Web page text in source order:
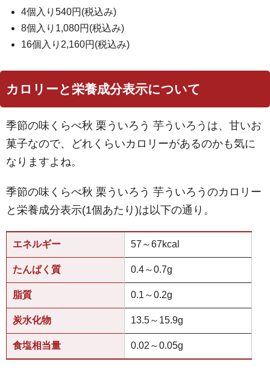
4個入り540円(税込み)
8個入り1,080円(税込み)
16個入り2,160円(税込み)
カロリーと栄養成分表示について
季節の味くらべ秋 栗ういろう 芋ういろうは、甘いお
菓子なので、どれくらいカロリーがあるのかも気に
なりますよね。
季節の味くらべ秋 栗ういろう 芋ういろうのカロリー
と栄養成分表示(1個あたり)は以下の通り。
エネルギー 57～67kcal
たんぱく質 0.4～0.7g
脂質 0.1～0.2g
炭水化物 13.5～15.9g
食塩相当量 0.02～0.05g